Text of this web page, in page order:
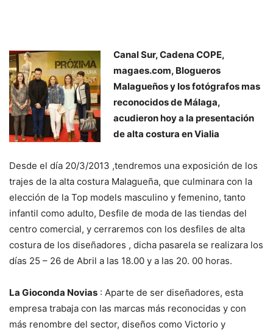
Canal Sur, Cadena COPE,
magaes.com, Blogueros
Malagueños y los fotógrafos mas
reconocidos de Málaga,
acudieron hoy a la presentación
de alta costura en Vialia
Desde el día 20/3/2013 ,tendremos una exposición de los
trajes de la alta costura Malagueña, que culminara con la
elección de la Top models masculino y femenino, tanto
infantil como adulto, Desfile de moda de las tiendas del
centro comercial, y cerraremos con los desfiles de alta
costura de los diseñadores , dicha pasarela se realizara los
días 25 – 26 de Abril a las 18.00 y a las 20. 00 horas.
La Gioconda Novias : Aparte de ser diseñadores, esta
empresa trabaja con las marcas más reconocidas y con
más renombre del sector, diseños como Victorio y